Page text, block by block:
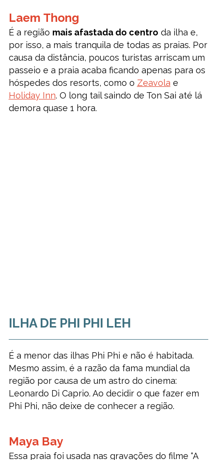
Laem Thong
É a região mais afastada do centro da ilha e,
por isso, a mais tranquila de todas as praias. Por
causa da distância, poucos turistas arriscam um
passeio e a praia acaba ficando apenas para os
hóspedes dos resorts, como o Zeavola e
Holiday Inn. O long tail saindo de Ton Sai até lá
demora quase 1 hora.
ILHA DE PHI PHI LEH
É a menor das ilhas Phi Phi e não é habitada.
Mesmo assim, é a razão da fama mundial da
região por causa de um astro do cinema:
Leonardo Di Caprio. Ao decidir o que fazer em
Phi Phi, não deixe de conhecer a região.
Maya Bay
Essa praia foi usada nas gravações do filme “A